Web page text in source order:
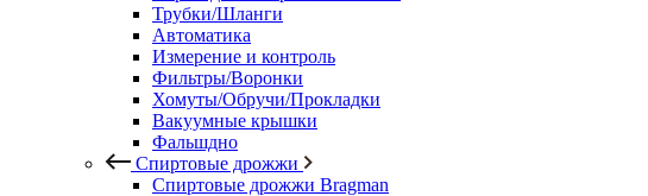
Трубки/Шланги
Автоматика
Измерение и контроль
Фильтры/Воронки
Хомуты/Обручи/Прокладки
Вакуумные крышки
Фальшдно
Спиртовые дрожжи
Спиртовые дрожжи Bragman